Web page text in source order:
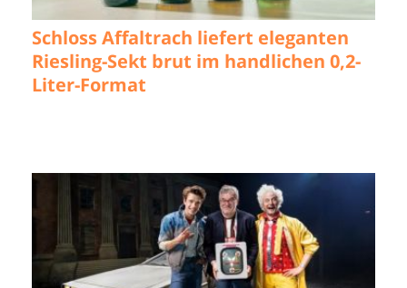
Schloss Affaltrach liefert eleganten
Riesling-Sekt brut im handlichen 0,2-
Liter-Format